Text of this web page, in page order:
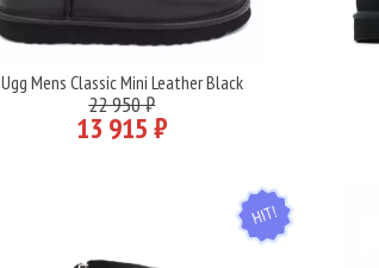
Подробнее
Ugg Mens Classic Mini Leather Black
22 950 ₽
13 915 ₽
HIT